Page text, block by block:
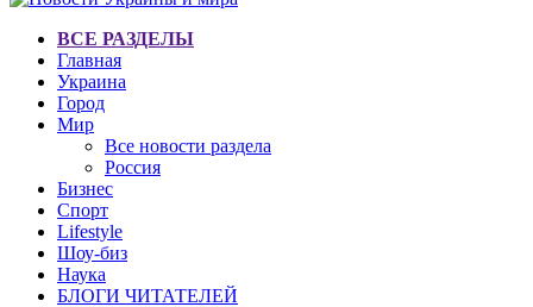
ВСЕ РАЗДЕЛЫ
Главная
Украина
Город
Мир
Все новости раздела
Россия
Бизнес
Спорт
Lifestyle
Шоу-биз
Наука
БЛОГИ ЧИТАТЕЛЕЙ